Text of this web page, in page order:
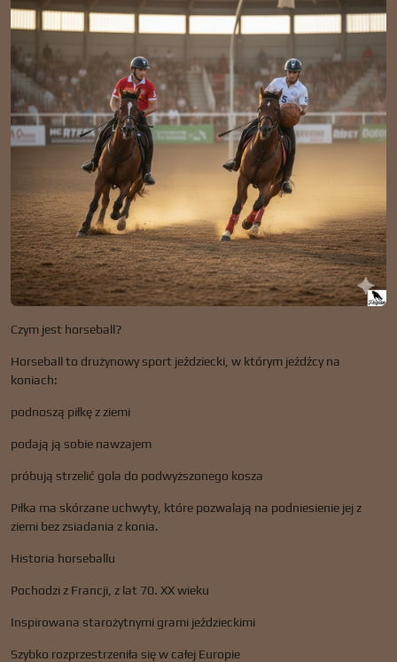
Czym jest horseball?
Horseball to drużynowy sport jeździecki, w którym jeźdźcy na
koniach:
podnoszą piłkę z ziemi
podają ją sobie nawzajem
próbują strzelić gola do podwyższonego kosza
Piłka ma skórzane uchwyty, które pozwalają na podniesienie jej z
ziemi bez zsiadania z konia.
Historia horseballu
Pochodzi z Francji, z lat 70. XX wieku
Inspirowana starożytnymi grami jeździeckimi
Szybko rozprzestrzeniła się w całej Europie